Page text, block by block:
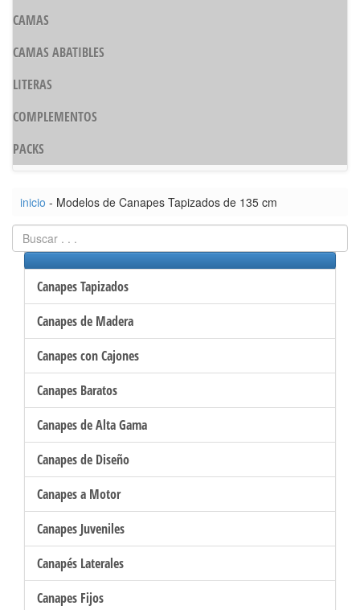
CAMAS
CAMAS ABATIBLES
LITERAS
COMPLEMENTOS
PACKS
inicio - Modelos de Canapes Tapizados de 135 cm
Canapes Tapizados
Canapes de Madera
Canapes con Cajones
Canapes Baratos
Canapes de Alta Gama
Canapes de Diseño
Canapes a Motor
Canapes Juveniles
Canapés Laterales
Canapes Fijos